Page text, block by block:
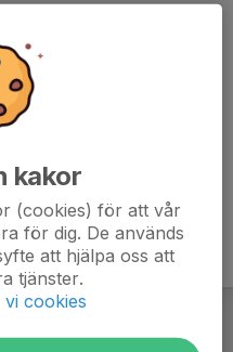
kakor
(cookies) för att vår
för dig. De används
att hjälpa oss att
tjänster.
cookies